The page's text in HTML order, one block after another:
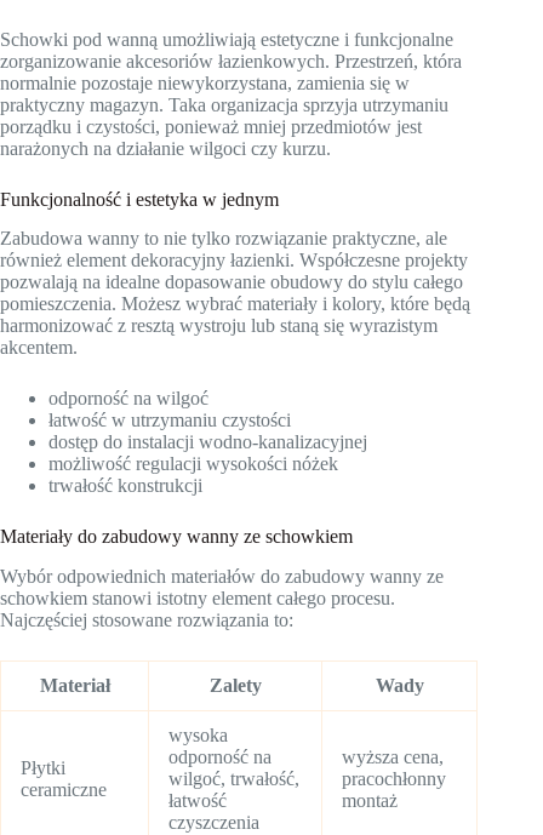
Schowki pod wanną umożliwiają estetyczne i funkcjonalne
zorganizowanie akcesoriów łazienkowych. Przestrzeń, która
normalnie pozostaje niewykorzystana, zamienia się w
praktyczny magazyn. Taka organizacja sprzyja utrzymaniu
porządku i czystości, ponieważ mniej przedmiotów jest
narażonych na działanie wilgoci czy kurzu.
Funkcjonalność i estetyka w jednym
Zabudowa wanny to nie tylko rozwiązanie praktyczne, ale
również element dekoracyjny łazienki. Współczesne projekty
pozwalają na idealne dopasowanie obudowy do stylu całego
pomieszczenia. Możesz wybrać materiały i kolory, które będą
harmonizować z resztą wystroju lub staną się wyrazistym
akcentem.
odporność na wilgoć
łatwość w utrzymaniu czystości
dostęp do instalacji wodno-kanalizacyjnej
możliwość regulacji wysokości nóżek
trwałość konstrukcji
Materiały do zabudowy wanny ze schowkiem
Wybór odpowiednich materiałów do zabudowy wanny ze
schowkiem stanowi istotny element całego procesu.
Najczęściej stosowane rozwiązania to:
Materiał Zalety Wady
Płytki
ceramiczne
wysoka
odporność na
wilgoć, trwałość,
łatwość
czyszczenia
wyższa cena,
pracochłonny
montaż